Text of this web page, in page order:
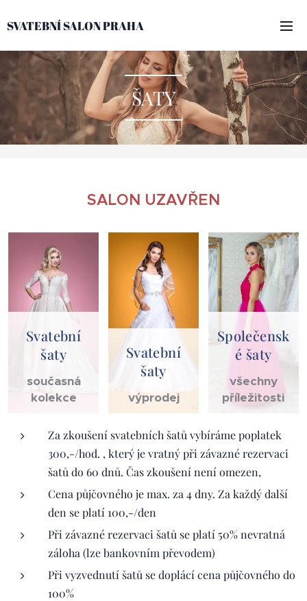
SVATEBNÍ SALON PRAHA
ŠATY
SALON UZAVŘEN
Svatební
šaty
současná
kolekce
Svatební
šaty
výprodej
Společensk
é šaty
všechny
příležitosti
Za zkoušení svatebních šatů vybíráme poplatek
300,-/hod. , který je vratný při závazné rezervaci
šatů do 60 dnů. Čas zkoušení není omezen,
Cena půjčovného je max. za 4 dny. Za každý další
den se platí 100,-/den
Při závazné rezervaci šatů se platí 50% nevratná
záloha (lze bankovním převodem)
Při vyzvednutí šatů se doplácí cena půjčovného do
100%